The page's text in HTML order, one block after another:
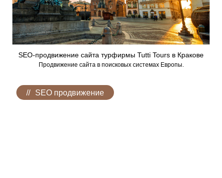
SEO-продвижение сайта турфирмы Tutti Tours в Кракове
Продвижение сайта в поисковых системах Европы.
SEO продвижение